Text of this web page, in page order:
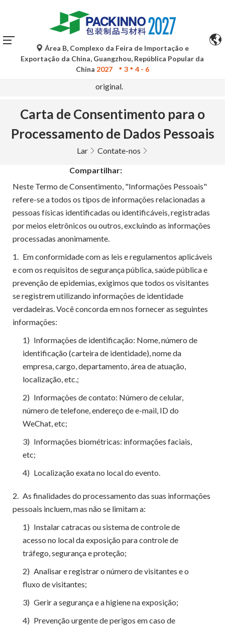
As traduções automáticas do Google Tradutor são apenas
para referência e podem conter imprecisões. Para
quaisquer dúvidas, consulte a versão original no idioma
original.
Área B, Complexo da Feira de Importação e
Exportação da China, Guangzhou, República Popular da
China 2027 3 4 - 6
Carta de Consentimento para o
Processamento de Dados Pessoais
Lar Contate-nos
Compartilhar:
Neste Termo de Consentimento, "Informações Pessoais"
refere-se a todos os tipos de informações relacionadas a
pessoas físicas identificadas ou identificáveis, registradas
por meios eletrônicos ou outros, excluindo as informações
processadas anonimamente.
1. Em conformidade com as leis e regulamentos aplicáveis
​​e com os requisitos de segurança pública, saúde pública e
prevenção de epidemias, exigimos que todos os visitantes
se registrem utilizando informações de identidade
verdadeiras. Você concorda em nos fornecer as seguintes
informações:
1) Informações de identificação: Nome, número de
identificação (carteira de identidade), nome da
empresa, cargo, departamento, área de atuação,
localização, etc.;
2) Informações de contato: Número de celular,
número de telefone, endereço de e-mail, ID do
WeChat, etc;
3) Informações biométricas: informações faciais,
etc;
4) Localização exata no local do evento.
2. As finalidades do processamento das suas informações
pessoais incluem, mas não se limitam a:
1) Instalar catracas ou sistema de controle de
acesso no local da exposição para controle de
tráfego, segurança e proteção;
2) Analisar e registrar o número de visitantes e o
fluxo de visitantes;
3) Gerir a segurança e a higiene na exposição;
4) Prevenção urgente de perigos em caso de